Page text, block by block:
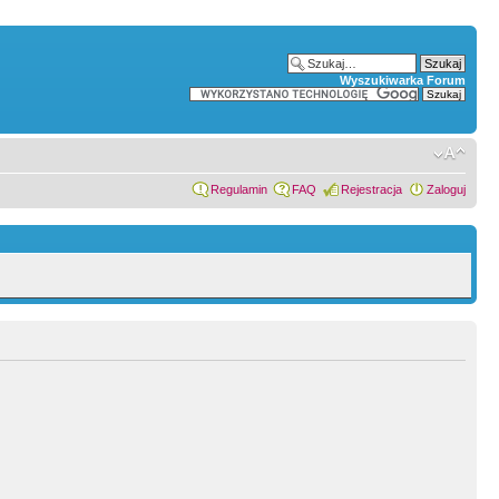
Wyszukiwarka Forum
Regulamin FAQ Rejestracja Zaloguj